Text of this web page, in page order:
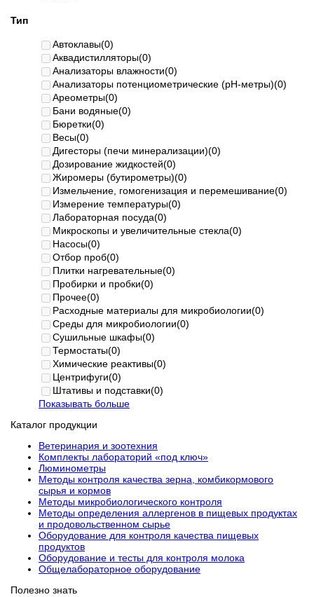
Тип
Автоклавы(0)
Аквадистилляторы(0)
Анализаторы влажности(0)
Анализаторы потенциометрические (pH-метры)(0)
Ареометры(0)
Бани водяные(0)
Бюретки(0)
Весы(0)
Дигесторы (печи минерализации)(0)
Дозирование жидкостей(0)
Жиромеры (бутирометры)(0)
Измельчение, гомогенизация и перемешивание(0)
Измерение температуры(0)
Лабораторная посуда(0)
Микроскопы и увеличительные стекла(0)
Насосы(0)
Отбор проб(0)
Плитки нагревательные(0)
Пробирки и пробки(0)
Прочее(0)
Расходные материалы для микробиологии(0)
Среды для микробиологии(0)
Сушильные шкафы(0)
Термостаты(0)
Химические реактивы(0)
Центрифуги(0)
Штативы и подставки(0)
Показывать больше
Каталог продукции
Ветеринария и зоотехния
Комплекты лабораторий «под ключ»
Люминометры
Методы контроля качества зерна, комбикормового
сырья и кормов
Методы микробиологического контроля
Методы определения аллергенов в пищевых продуктах
и продовольственном сырье
Оборудование для контроля качества пищевых
продуктов
Оборудование и тесты для контроля молока
Общелабораторное оборудование
Полезно знать